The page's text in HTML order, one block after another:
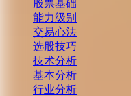
股票基础
能力级别
交易心法
选股技巧
技术分析
基本分析
行业分析